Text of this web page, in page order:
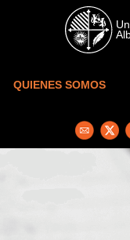
Skip to main content
QUIENES SOMOS